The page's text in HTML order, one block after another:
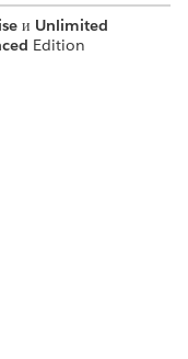
и Unlimited
Edition
«